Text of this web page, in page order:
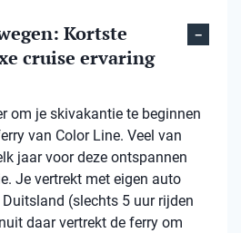
Kortste
cruise ervaring
om je skivakantie te beginnen
van Color Line. Veel van
jaar voor deze ontspannen
Je vertrekt met eigen auto
(slechts 5 uur rijden
daar vertrekt de ferry om